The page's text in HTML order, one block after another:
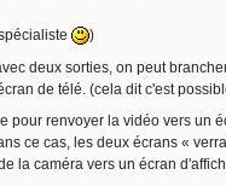
)
deux sorties, on peut
de télé. (cela dit c'est
pour renvoyer la vidéo vers un
ce cas, les deux écrans «
la caméra vers un écran